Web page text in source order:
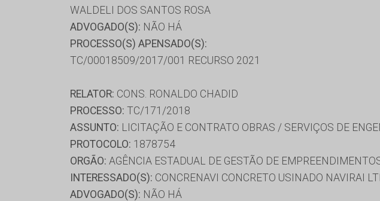
WALDELI DOS SANTOS ROSA
ADVOGADO(S): NÃO HÁ
PROCESSO(S) APENSADO(S):
TC/00018509/2017/001 RECURSO 2021
RELATOR: CONS. RONALDO CHADID
PROCESSO: TC/171/2018
ASSUNTO: LICITAÇÃO E CONTRATO OBRAS / SERVIÇOS DE
PROTOCOLO: 1878754
ORGÃO: AGÊNCIA ESTADUAL DE GESTÃO DE
INTERESSADO(S): CONCRENAVI CONCRETO USINADO NAVIRAI
ADVOGADO(S): NÃO HÁ